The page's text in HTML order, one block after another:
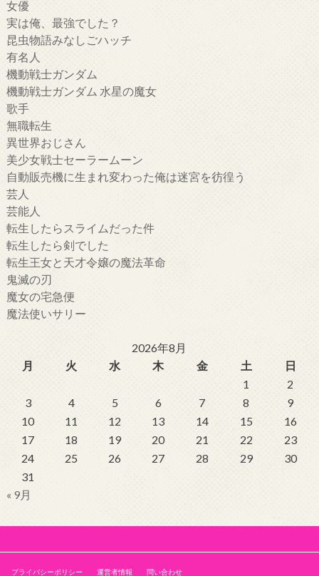
女優
実は俺、最強でした？
昆虫物語みなしごハッチ
有名人
機動戦士ガンダム
機動戦士ガンダム 水星の魔女
歌手
無職転生
異世界おじさん
美少女戦士セーラームーン
自動販売機に生まれ変わった俺は迷宮を彷徨う
芸人
芸能人
転生したらスライムだった件
転生したら剣でした
転生王女と天才令嬢の魔法革命
鬼滅の刃
魔女の宅急便
魔法使いサリー
2026年8月
月
火 水 木 金 土
日
1
2
3
4 5 6 7 8
9
10
11 12 13 14 15
16
17
18 19 20 21 22
23
24
25 26 27 28 29
30
31
« 9月
プライバシーポリシー 運営者情報 問い合わせ